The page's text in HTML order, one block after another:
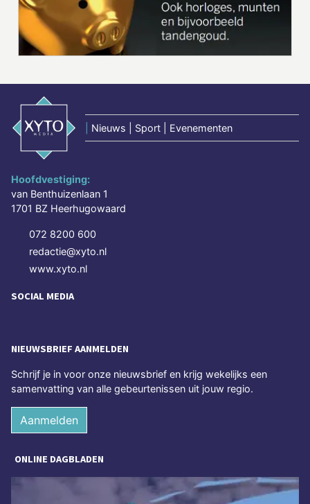
Nieuws | Sport | Evenementen
Hoofdvestiging:
van Benthuizenlaan 1
1701 BZ Heerhugowaard
072 8200 600
redactie@xyto.nl
www.xyto.nl
SOCIAL MEDIA
NIEUWSBRIEF AANMELDEN
Schrijf je in voor onze nieuwsbrief en krijg wekelijks een
samenvatting van alle gebeurtenissen uit jouw regio.
Aanmelden
ONLINE DAGBLADEN